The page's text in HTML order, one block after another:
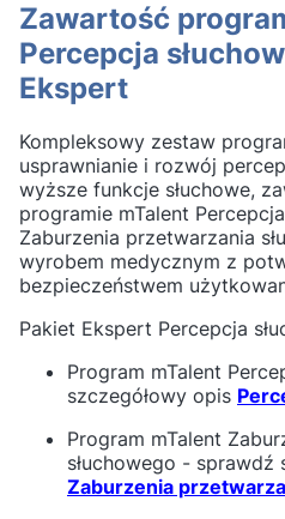
Zawartość
Percepcja
Ekspert
Kompleksowy zestaw
usprawnianie i rozwój
wyższe funkcje słuchowe,
programie mTalent
Zaburzenia przetwarzania
wyrobem medycznym z
bezpieczeństwem
Pakiet Ekspert Percepcja
Program mTalent
szczegółowy opis
Program mTalent
słuchowego - sprawdź
Zaburzenia